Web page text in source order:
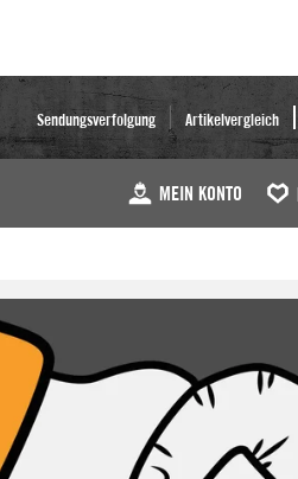
Sendungsverfolgung Artikelvergleich
MEIN KONTO